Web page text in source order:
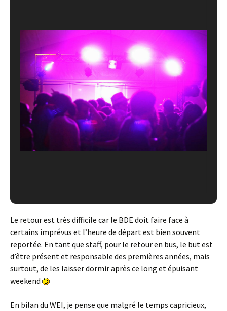
Le retour est très difficile car le BDE doit faire face à
certains imprévus et l’heure de départ est bien souvent
reportée. En tant que staff, pour le retour en bus, le but est
d’être présent et responsable des premières années, mais
surtout, de les laisser dormir après ce long et épuisant
weekend
En bilan du WEI, je pense que malgré le temps capricieux,